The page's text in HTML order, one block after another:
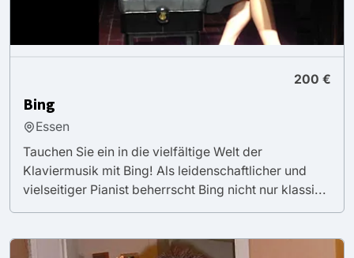
200 €
Bing
Essen
Tauchen Sie ein in die vielfältige Welt der
Klaviermusik mit Bing! Als leidenschaftlicher und
vielseitiger Pianist beherrscht Bing nicht nur klassi...